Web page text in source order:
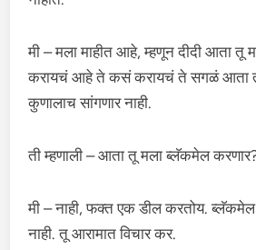
मी – मला माहीत आहे, म्हणून दीदी आता तू
करायचं आहे ते कसं करायचं ते सगळं आता
कुणालाच सांगणार नाही.
ती म्हणाली – आता तू मला ब्लॅकमेल
मी – नाही, फक्त एक डील करतोय.
नाही. तू आरामात विचार कर.